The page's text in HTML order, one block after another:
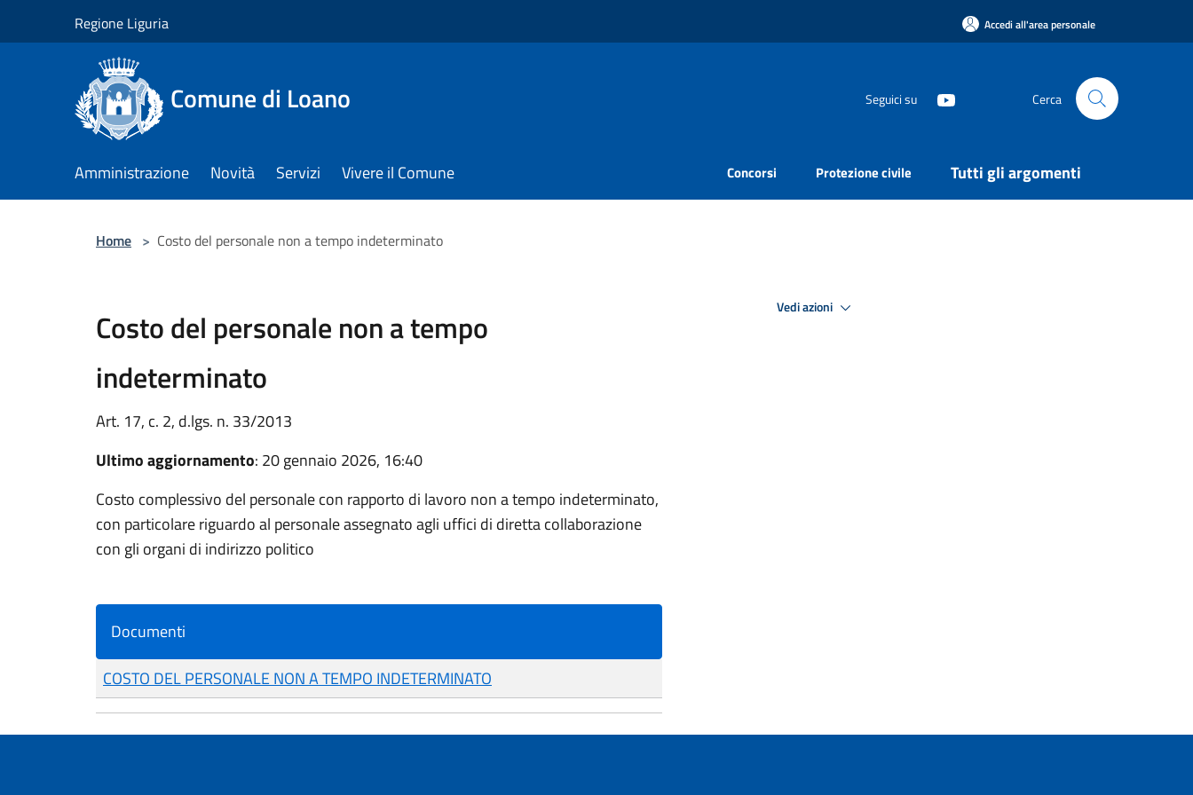
Regione Liguria Accedi all'area personale
Comune di Loano Seguici su Cerca
Amministrazione Novità Servizi Vivere il Comune Concorsi Protezione civile Tutti gli argomenti
Home > Costo del personale non a tempo indeterminato
Costo del personale non a tempo
indeterminato
Art. 17, c. 2, d.lgs. n. 33/2013
Ultimo aggiornamento: 20 gennaio 2026, 16:40
Costo complessivo del personale con rapporto di lavoro non a tempo indeterminato,
con particolare riguardo al personale assegnato agli uffici di diretta collaborazione
con gli organi di indirizzo politico
Documenti
COSTO DEL PERSONALE NON A TEMPO INDETERMINATO
Vedi azioni